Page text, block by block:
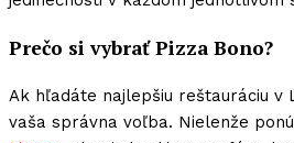
Prečo si vybrať Pizza Bono?
Ak hľadáte najlepšiu reštauráciu v
vaša správna voľba. Nielenže